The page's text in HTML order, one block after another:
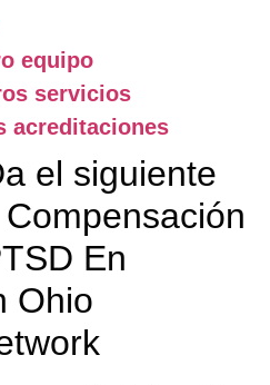
equipo
servicios
acreditaciones
el siguiente
En
Ohio